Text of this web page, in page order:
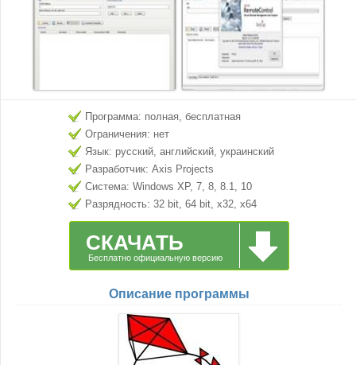
Программа: полная, бесплатная
Ограничения: нет
Язык: русский, английский, украинский
Разработчик: Axis Projects
Система: Windows XP, 7, 8, 8.1, 10
Разрядность: 32 bit, 64 bit, x32, x64
СКАЧАТЬ
Бесплатно официальную версию
Описание программы